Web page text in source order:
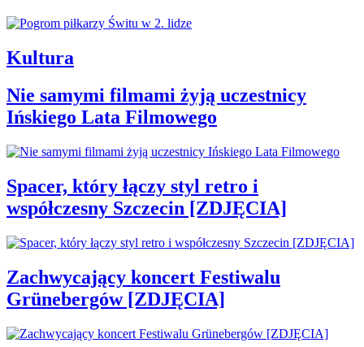
Kultura
Nie samymi filmami żyją uczestnicy
Ińskiego Lata Filmowego
Spacer, który łączy styl retro i
współczesny Szczecin [ZDJĘCIA]
Zachwycający koncert Festiwalu
Grünebergów [ZDJĘCIA]